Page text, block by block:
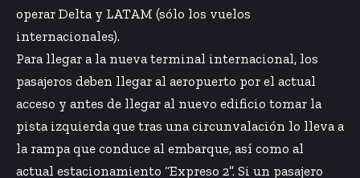
operar Delta y LATAM (sólo los vuelos
internacionales).
Para llegar a la nueva terminal internacional, los
pasajeros deben llegar al aeropuerto por el actual
acceso y antes de llegar al nuevo edificio tomar la
pista izquierda que tras una circunvalación lo lleva a
la rampa que conduce al embarque, así como al
actual estacionamiento “Expreso 2”. Si un pasajero